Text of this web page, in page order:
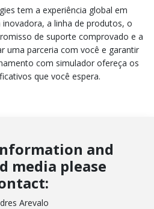
tem a experiência global em
a linha de produtos, o
de suporte comprovado e a
uma parceria com você e garantir
com simulador ofereça os
que você espera.
and
media please
Arevalo